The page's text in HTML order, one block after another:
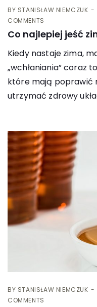
BY STANISŁAW NIEMCZUK
COMMENTS
Co najlepiej jeść
Kiedy nastaje zima,
„wchłaniania” coraz
które mają poprawić
utrzymać zdrowy
BY STANISŁAW NIEMCZUK
COMMENTS